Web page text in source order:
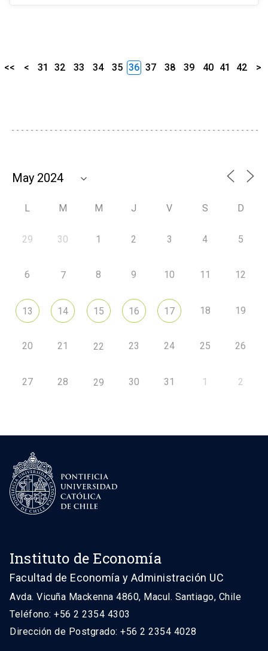
<< < 31 32 33 34 35 36 37 38 39 40 41 42 >
L M M J V S D
29 30 1 2 3 4 5
6 7 8 9 10 11 12
13 14 15 16 17 18 19
20 21 22 23 24 25 26
27 28 29 30 31 1 2
Instituto de Economía
Facultad de Economía y Administración UC
Avda. Vicuña Mackenna 4860, Macul. Santiago, Chile
Teléfono: +56 2 2354 4303
Dirección de Postgrado: +56 2 2354 4028